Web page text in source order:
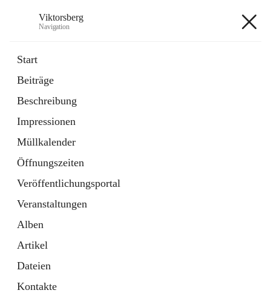
Viktorsberg
Navigation
Start
Beiträge
Beschreibung
Impressionen
Müllkalender
Öffnungszeiten
Veröffentlichungsportal
Veranstaltungen
Alben
Artikel
Dateien
Kontakte
1 Schnellzugriff
Bürgerservice
10 Schnellzugriffe